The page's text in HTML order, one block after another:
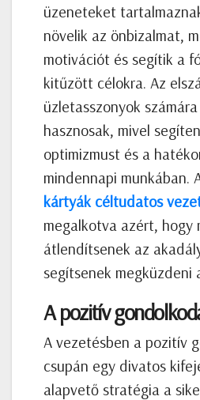
üzeneteket
növelik az önbizalmat,
motivációt és segítik a
kitűzött célokra. Az
üzletasszonyok
hasznosak, mivel
optimizmust és a
mindennapi munkában.
kártyák céltudatos
megalkotva azért, hogy
átlendítsenek az
segítsenek megküzdeni
A pozitív
A vezetésben a pozitív
csupán egy divatos
alapvető stratégia a